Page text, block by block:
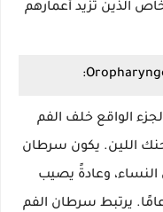
الذين تزيد أعمارهم
الواقع خلف الفم
اللين. يكون سرطان
النساء، وعادةً يصيب
الذين تزيد أعمارهم عن 63 عامًا. يرتبط سرطان الفم